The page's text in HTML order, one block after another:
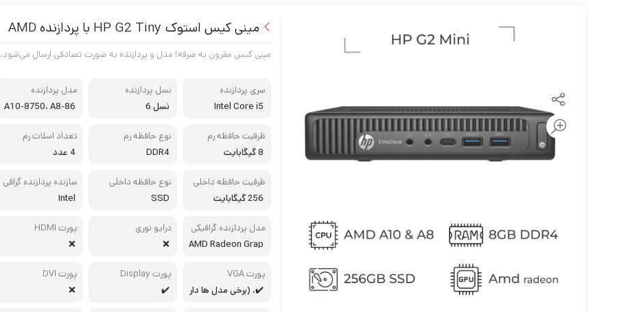
مینی کیس استوک HP G2 Tiny با پردازنده AMD
مینی کیس مقرون به صرفه! مدل و پردازنده به صورت تصادفی ارسال می‌شود.
سری پردازنده
Intel Core i5
نسل پردازنده
نسل 6
مدل پردازنده
A10-8750، A8-86
ظرفیت حافظه رم
8 گیگابایت
نوع حافظه رم
DDR4
تعداد اسلات رم
4 عدد
ظرفیت حافظه داخلی
256 گیگابایت
نوع حافظه داخلی
SSD
سازنده پردازنده گرافی
کی
Intel
مدل پردازنده گرافیکی
AMD Radeon Grap
درایو نوری
❌
پورت HDMI
❌
پورت VGA
✔️، (برخی مدل ها دار
پورت Display
✔️
پورت DVI
❌